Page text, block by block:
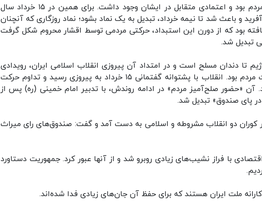
* امام خمینی، رهبری بود که مورد اعتماد مردم بود و اعتمادی متقابل در ایشان وجود داشت. برای همین در ۱۵ خرداد سال
آفرید و باعث شد تا نیمه خرداد، تبدیل به یک نماد بشود؛ نماد روزگاری که آنچنان
بود که از دورن این استبداد،‌ حرکتی مردمی توسط اقشار محروم شکل گرفت
تبدیل شد.
تا دندان مسلح است و در امتداد آن پیروزی انقلاب اسلامی ایران، رویدادی
تاریخی با تکیه بر عدم خشونت و با محوریت مردم بود. انقلاب با پشتوانه گفتمانی ۱۵ خرداد به پیروزی رسید و تداوم حرکت
آن «حضور صلح‌آمیز مردم» در ادامه روندش، با تدبیر امام خمینی (ره) پس از
پای صندوق» تبدیل شد.
دو انقلاب مشروطه و اسلامی به دست آمد و گفت: صندوق‌های رای میراث
با فراز نشیب‌های زیادی روبرو شد و از آنها عبور کرد. جمهوریت دستاورد
ملت ایران هستند که برای حفظ آن جان‌های زیادی فدا شده‌اند.